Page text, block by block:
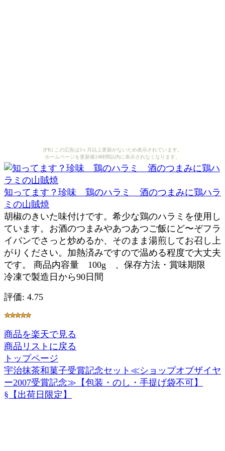
[PR] この広告は3ヶ月以上更新がないため表示されています。
ホームページを更新後24時間以内に表示されなくなります。
知ってます？珍味 鶏のハラミ 酒のつまみに鶏ハラ
ミの山賊焼
胡椒のきいた味付けです。希少な鶏のハラミを使用し
ています。お酒のつまみやあつあつご飯にど〜ぞフラ
イパンでさっと炒めるか、そのまま湯煎してお召し上
がりください。加熱済みですので温める程度で大丈夫
です。 商品内容量 100g 、保存方法・賞味期限
冷凍で製造日から90日間
評価: 4.75
商品を楽天で見る
商品リストに戻る
トップページ
宇治抹茶和菓子受賞記念セット≪ショップオブザイヤ
ー2007受賞記念≫【包装・のし・手提げ袋不可】
§【出荷日限定】